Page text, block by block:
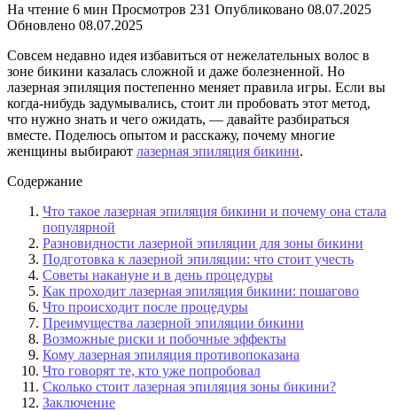
На чтение 6 мин Просмотров 231 Опубликовано 08.07.2025
Обновлено 08.07.2025
Совсем недавно идея избавиться от нежелательных волос в
зоне бикини казалась сложной и даже болезненной. Но
лазерная эпиляция постепенно меняет правила игры. Если вы
когда-нибудь задумывались, стоит ли пробовать этот метод,
что нужно знать и чего ожидать, — давайте разбираться
вместе. Поделюсь опытом и расскажу, почему многие
женщины выбирают лазерная эпиляция бикини.
Содержание
Что такое лазерная эпиляция бикини и почему она стала
популярной
Разновидности лазерной эпиляции для зоны бикини
Подготовка к лазерной эпиляции: что стоит учесть
Советы накануне и в день процедуры
Как проходит лазерная эпиляция бикини: пошагово
Что происходит после процедуры
Преимущества лазерной эпиляции бикини
Возможные риски и побочные эффекты
Кому лазерная эпиляция противопоказана
Что говорят те, кто уже попробовал
Сколько стоит лазерная эпиляция зоны бикини?
Заключение